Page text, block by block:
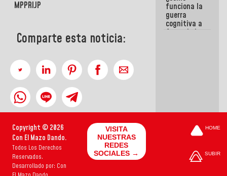
MPPRIJP
Comparte esta noticia:
promover el
caos
funciona la
guerra
cognitiva a
favor de la
Copyright © 2026
Con El Mazo Dando.
Todos Los Derechos
Reservados.
Desarrollado por: Con
VISITA
NUESTRAS
REDES
SOCIALES →
HOME
SUBIR